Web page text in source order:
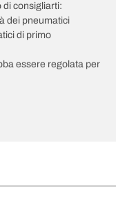
di consigliarti:
dei pneumatici
di primo
essere regolata per